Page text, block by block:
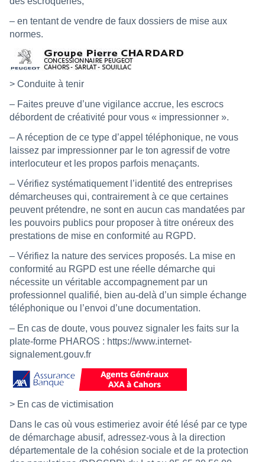
– en tentant de vendre de faux dossiers de mise aux
normes.
> Conduite à tenir
– Faites preuve d’une vigilance accrue, les escrocs
débordent de créativité pour vous « impressionner ».
– A réception de ce type d’appel téléphonique, ne vous
laissez par impressionner par le ton agressif de votre
interlocuteur et les propos parfois menaçants.
– Vérifiez systématiquement l’identité des entreprises
démarcheuses qui, contrairement à ce que certaines
peuvent prétendre, ne sont en aucun cas mandatées par
les pouvoirs publics pour proposer à titre onéreux des
prestations de mise en conformité au RGPD.
– Vérifiez la nature des services proposés. La mise en
conformité au RGPD est une réelle démarche qui
nécessite un véritable accompagnement par un
professionnel qualifié, bien au-delà d’un simple échange
téléphonique ou l’envoi d’une documentation.
– En cas de doute, vous pouvez signaler les faits sur la
plate-forme PHAROS : https://www.internet-
signalement.gouv.fr
> En cas de victimisation
Dans le cas où vous estimeriez avoir été lésé par ce type
de démarchage abusif, adressez-vous à la direction
départementale de la cohésion sociale et de la protection